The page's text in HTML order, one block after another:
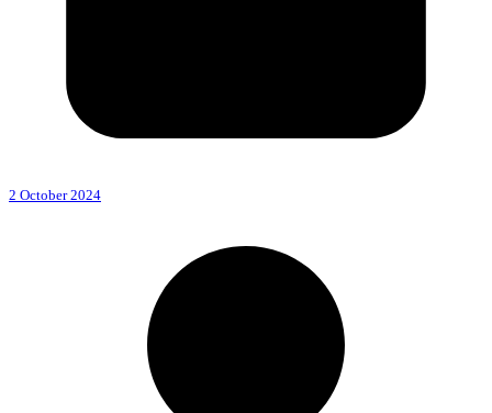
2 October 2024